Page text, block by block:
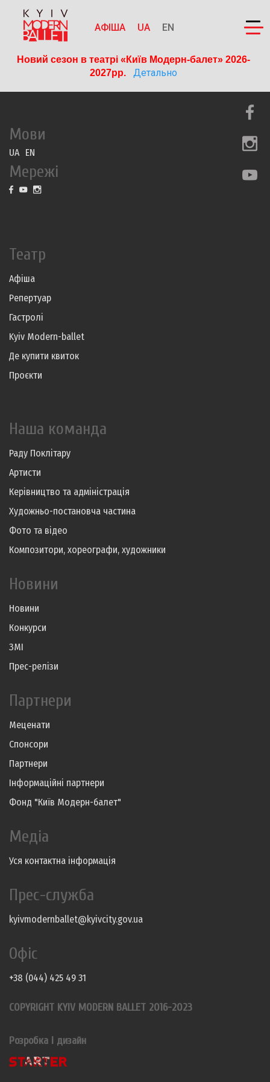
АФІША UA EN
Новий сезон в театрі «Київ Модерн-балет» 2026-
2027рр.
Детально
Мови
UA EN
Мережі
Театр
Афіша
Репертуар
Гастролі
Kyiv Modern-ballet
Де купити квиток
Проєкти
Наша команда
Раду Поклітару
Артисти
Керівництво та адміністрація
Художньо-постановча частина
Фото та відео
Композитори, хореографи, художники
Новини
Новини
Конкурси
ЗМІ
Прес-релізи
Партнери
Меценати
Спонсори
Партнери
Інформаційні партнери
Фонд "Київ Модерн-балет"
Медіа
Уся контактна інформація
Прес-служба
kyivmodernballet@kyivcity.gov.ua
Офіс
+38 (044) 425 49 31
COPYRIGHT KYIV MODERN BALLET 2016-2023
Розробка і дизайн